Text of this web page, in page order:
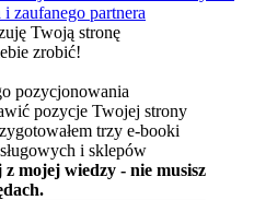
zaufanego partnera
Twoją stronę
zrobić!
pozycjonowania
pozycje Twojej strony
trzy e-booki
i sklepów
mojej wiedzy - nie musisz